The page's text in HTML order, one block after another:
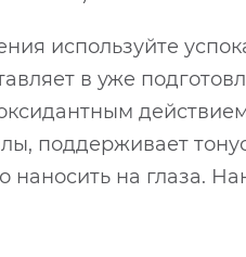
используйте
в уже
действием
поддерживает
на глаза.